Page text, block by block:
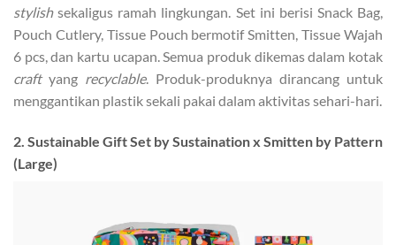
stylishsekaligus ramah lingkungan. Set ini berisi Snack Bag,
Pouch Cutlery, Tissue Pouch bermotif Smitten, Tissue Wajah
6 pcs, dan kartu ucapan. Semua produk dikemas dalam kotak
craft yang recyclable. Produk-produknya dirancang untuk
menggantikan plastik sekali pakai dalam aktivitas sehari-hari.
2. Sustainable Gift Set by Sustaination x Smitten by Pattern
(Large)